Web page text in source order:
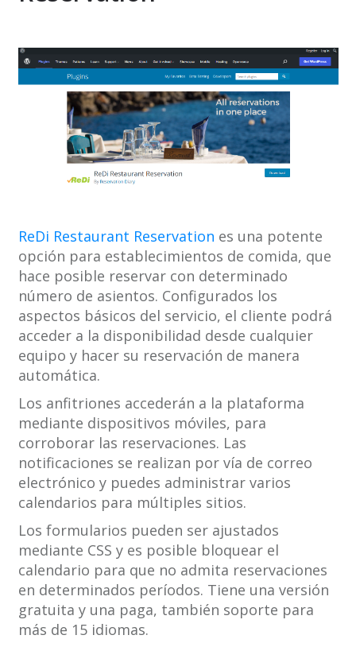
ReDi Restaurant Reservation es una potente
opción para establecimientos de comida, que
hace posible reservar con determinado
número de asientos. Configurados los
aspectos básicos del servicio, el cliente podrá
acceder a la disponibilidad desde cualquier
equipo y hacer su reservación de manera
automática.
Los anfitriones accederán a la plataforma
mediante dispositivos móviles, para
corroborar las reservaciones. Las
notificaciones se realizan por vía de correo
electrónico y puedes administrar varios
calendarios para múltiples sitios.
Los formularios pueden ser ajustados
mediante CSS y es posible bloquear el
calendario para que no admita reservaciones
en determinados períodos. Tiene una versión
gratuita y una paga, también soporte para
más de 15 idiomas.